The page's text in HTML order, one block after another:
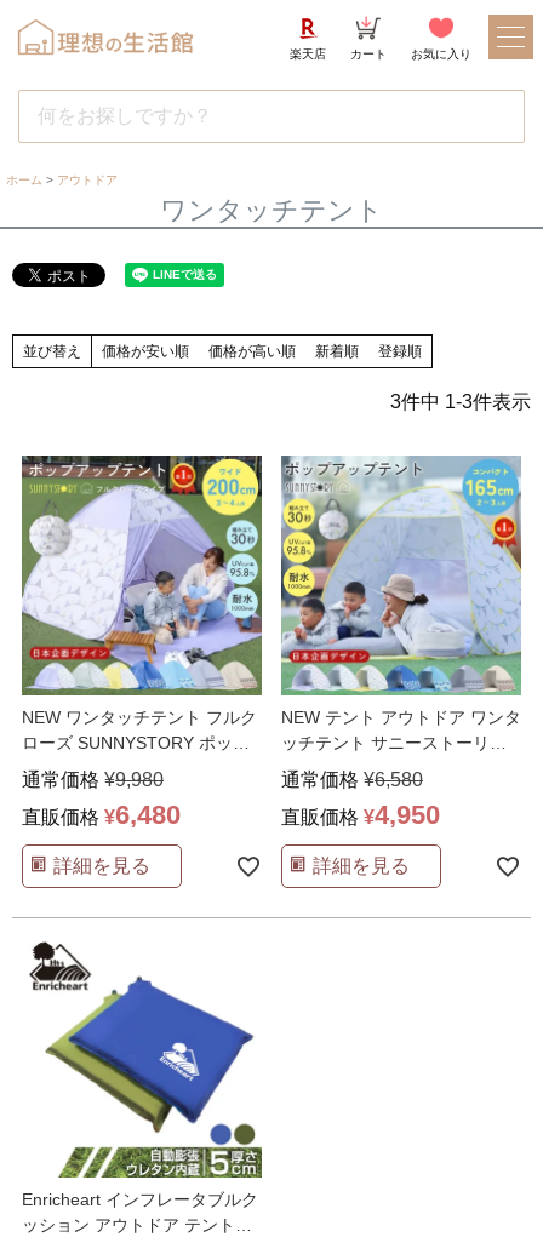
楽天店 カート お気に入り
ホーム アウトドア
ワンタッチテント
並び替え 価格が安い順 価格が高い順 新着順 登録順
3件中 1-3件表示
NEW ワンタッチテント フルク
ローズ SUNNYSTORY ポップ
アップテント…
通常価格 ¥9,980
直販価格 ¥6,480
詳細を見る
NEW テント アウトドア ワンタ
ッチテント サニーストーリー
簡単 軽量 日よ…
通常価格 ¥6,580
直販価格 ¥4,950
詳細を見る
Enricheart インフレータブルク
ッション アウトドア テントク